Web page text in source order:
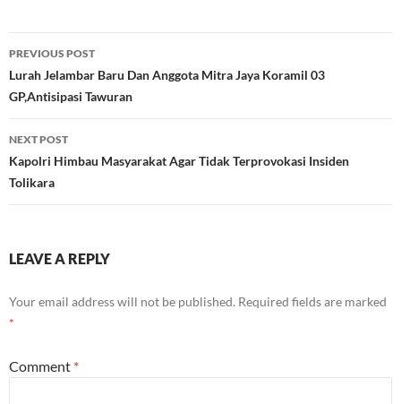
Post
navigation
PREVIOUS POST
Lurah Jelambar Baru Dan Anggota Mitra Jaya Koramil 03
GP,Antisipasi Tawuran
NEXT POST
Kapolri Himbau Masyarakat Agar Tidak Terprovokasi Insiden
Tolikara
LEAVE A REPLY
Your email address will not be published. Required fields are marked
*
Comment *